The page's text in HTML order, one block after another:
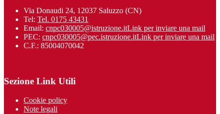
Via Donaudi 24, 12037 Saluzzo (CN)
Tel: Tel. 0175 43431
Email: cnpc030005@istruzione.itLink per inviare una mail
PEC: cnpc030005@pec.istruzione.itLink per inviare una mail
C.F.: 85004070042
Sezione Link Utili
Cookie policy
Note legali